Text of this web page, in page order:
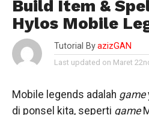
Build Item &
Hylos Mobile
Tutorial By azizGAN
Last updated on Maret
Mobile legends adalah game
di ponsel kita, seperti game